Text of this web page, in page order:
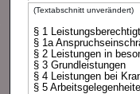
(Textabschnitt unverändert)
§ 1
§ 1a
§ 2 Leistungen in
§ 3 Grundleistungen
§ 4 Leistungen bei
§ 5